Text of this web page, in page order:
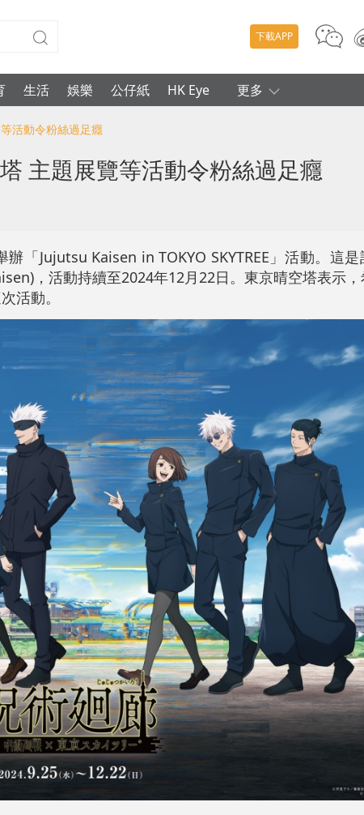
下載APP
生活 娛樂 公仔紙 HK Eye 更多
活動令粉絲過足癮
主題展覽等活動令粉絲過足癮
辦「Jujutsu Kaisen in TOKYO SKYTREE」活動。這
，活動持續至2024年12月22日。東京晴空塔表示
活動。